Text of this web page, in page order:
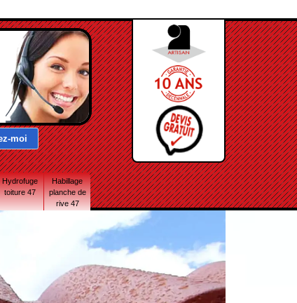
Hydrofuge
toiture 47
Habillage
planche de
rive 47